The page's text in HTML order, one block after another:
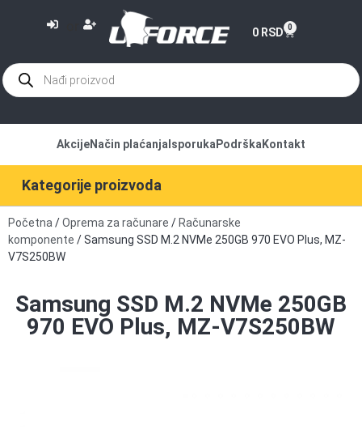
0 RSD 0
Kategorije proizvoda
AkcijeNačin plaćanja Isporuka Podrška Kontakt
Početna /Oprema za računare / Računarske
komponente / Samsung SSD M.2 NVMe 250GB 970 EVO Plus, MZ-
V7S250BW
Samsung SSD M.2 NVMe 250GB
970 EVO Plus, MZ-V7S250BW